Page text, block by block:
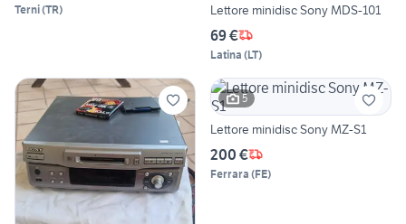
Terni(TR) Lettore minidisc Sony MDS-101
69 €
Latina (LT)
5
Lettore minidisc Sony MZ-S1
200 €
Ferrara (FE)